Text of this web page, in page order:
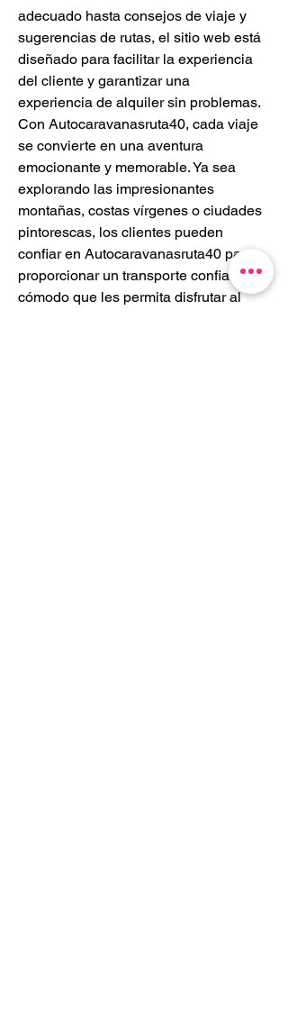
adecuado hasta consejos de viaje y
sugerencias de rutas, el sitio web está
diseñado para facilitar la experiencia
del cliente y garantizar una
experiencia de alquiler sin problemas.
Con Autocaravanasruta40, cada viaje
se convierte en una aventura
emocionante y memorable. Ya sea
explorando las impresionantes
montañas, costas vírgenes o ciudades
pintorescas, los clientes pueden
confiar en Autocaravanasruta40 para
proporcionar un transporte confiable y
cómodo que les permita disfrutar al